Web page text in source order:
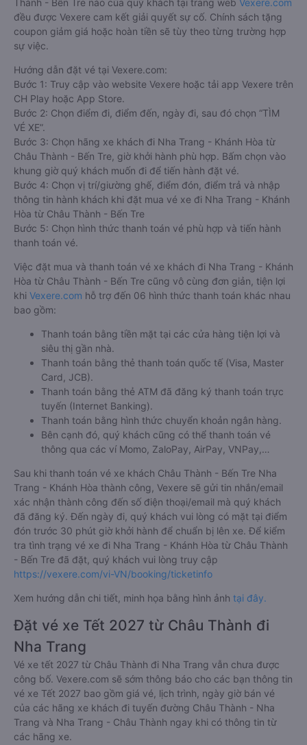
đều được Vexere cam kết giải quyết sự cố. Chính sách tặng
coupon giảm giá hoặc hoàn tiền sẽ tùy theo từng trường hợp
sự việc.
Hướng dẫn đặt vé tại Vexere.com:
Bước 1: Truy cập vào website Vexere hoặc tải app Vexere trên
CH Play hoặc App Store.
Bước 2: Chọn điểm đi, điểm đến, ngày đi, sau đó chọn “TÌM
VÉ XE”.
Bước 3: Chọn hãng xe khách đi Nha Trang - Khánh Hòa từ
Châu Thành - Bến Tre, giờ khởi hành phù hợp. Bấm chọn vào
khung giờ quý khách muốn đi để tiến hành đặt vé.
Bước 4: Chọn vị trí/giường ghế, điểm đón, điểm trả và nhập
thông tin hành khách khi đặt mua vé xe đi Nha Trang - Khánh
Hòa từ Châu Thành - Bến Tre
Bước 5: Chọn hình thức thanh toán vé phù hợp và tiến hành
thanh toán vé.
Việc đặt mua và thanh toán vé xe khách đi Nha Trang - Khánh
Hòa từ Châu Thành - Bến Tre cũng vô cùng đơn giản, tiện lợi
khi Vexere.com hỗ trợ đến 06 hình thức thanh toán khác nhau
bao gồm:
Thanh toán bằng tiền mặt tại các cửa hàng tiện lợi và
siêu thị gần nhà.
Thanh toán bằng thẻ thanh toán quốc tế (Visa, Master
Card, JCB).
Thanh toán bằng thẻ ATM đã đăng ký thanh toán trực
tuyến (Internet Banking).
Thanh toán bằng hình thức chuyển khoản ngân hàng.
Bên cạnh đó, quý khách cũng có thể thanh toán vé
thông qua các ví Momo, ZaloPay, AirPay, VNPay,…
Sau khi thanh toán vé xe khách Châu Thành - Bến Tre Nha
Trang - Khánh Hòa thành công, Vexere sẽ gửi tin nhắn/email
xác nhận thành công đến số điện thoại/email mà quý khách
đã đăng ký. Đến ngày đi, quý khách vui lòng có mặt tại điểm
đón trước 30 phút giờ khởi hành để chuẩn bị lên xe. Để kiểm
tra tình trạng vé xe đi Nha Trang - Khánh Hòa từ Châu Thành
- Bến Tre đã đặt, quý khách vui lòng truy cập
https://vexere.com/vi-VN/booking/ticketinfo
Xem hướng dẫn chi tiết, minh họa bằng hình ảnh tại đây.
Đặt vé xe Tết 2027 từ Châu Thành đi
Nha Trang
Vé xe tết 2027 từ Châu Thành đi Nha Trang vẫn chưa được
công bố. Vexere.com sẽ sớm thông báo cho các bạn thông tin
vé xe Tết 2027 bao gồm giá vé, lịch trình, ngày giờ bán vé
của các hãng xe khách đi tuyến đường Châu Thành - Nha
Trang và Nha Trang - Châu Thành ngay khi có thông tin từ
các hãng xe.